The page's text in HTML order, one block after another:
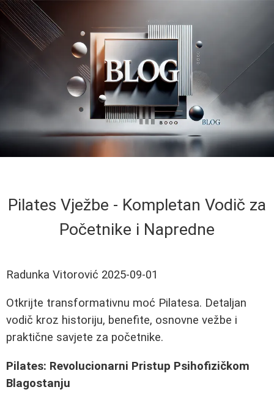
Pilates Vježbe - Kompletan Vodič za
Početnike i Napredne
Radunka Vitorović 2025-09-01
Otkrijte transformativnu moć Pilatesa. Detaljan
vodič kroz historiju, benefite, osnovne vežbe i
praktične savjete za početnike.
Pilates: Revolucionarni Pristup Psihofizičkom
Blagostanju